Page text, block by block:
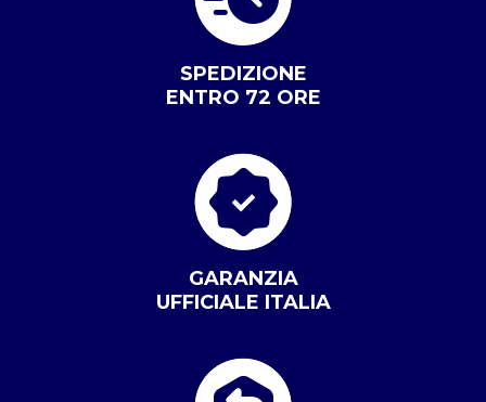
SPEDIZIONE
ENTRO 72 ORE
GARANZIA
UFFICIALE ITALIA